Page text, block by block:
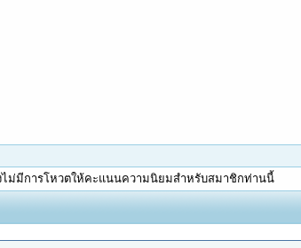
ไม่มีการโหวตให้คะแนนความนิยมสำหรับสมาชิกท่านนี้